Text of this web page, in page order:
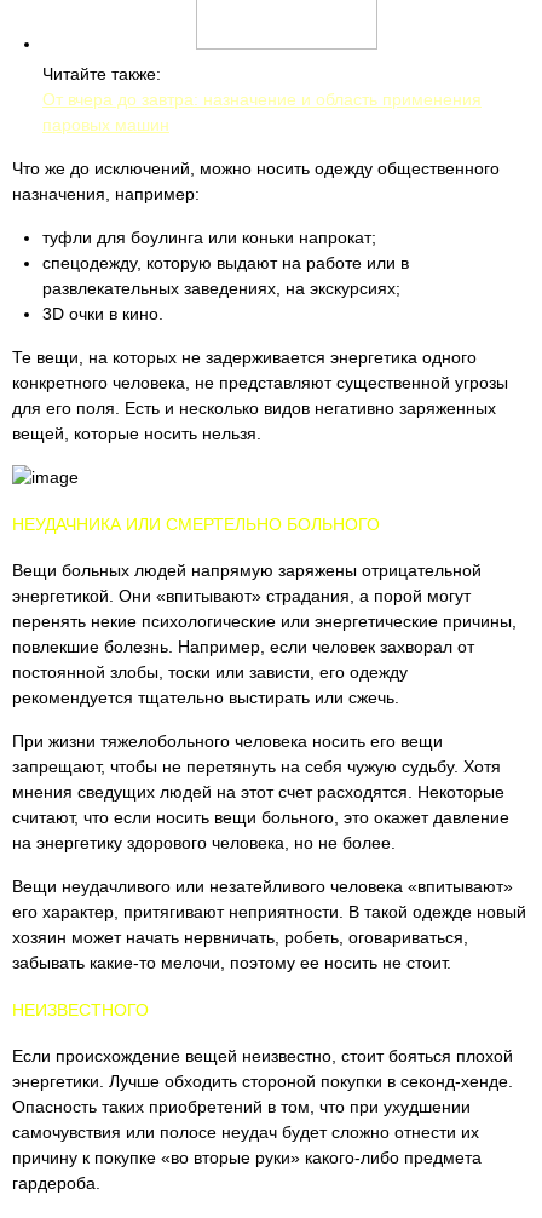
Читайте также:
От вчера до завтра: назначение и область применения
паровых машин
Что же до исключений, можно носить одежду общественного
назначения, например:
туфли для боулинга или коньки напрокат;
спецодежду, которую выдают на работе или в
развлекательных заведениях, на экскурсиях;
3D очки в кино.
Те вещи, на которых не задерживается энергетика одного
конкретного человека, не представляют существенной угрозы
для его поля. Есть и несколько видов негативно заряженных
вещей, которые носить нельзя.
НЕУДАЧНИКА ИЛИ СМЕРТЕЛЬНО БОЛЬНОГО
Вещи больных людей напрямую заряжены отрицательной
энергетикой. Они «впитывают» страдания, а порой могут
перенять некие психологические или энергетические причины,
повлекшие болезнь. Например, если человек захворал от
постоянной злобы, тоски или зависти, его одежду
рекомендуется тщательно выстирать или сжечь.
При жизни тяжелобольного человека носить его вещи
запрещают, чтобы не перетянуть на себя чужую судьбу. Хотя
мнения сведущих людей на этот счет расходятся. Некоторые
считают, что если носить вещи больного, это окажет давление
на энергетику здорового человека, но не более.
Вещи неудачливого или незатейливого человека «впитывают»
его характер, притягивают неприятности. В такой одежде новый
хозяин может начать нервничать, робеть, оговариваться,
забывать какие-то мелочи, поэтому ее носить не стоит.
НЕИЗВЕСТНОГО
Если происхождение вещей неизвестно, стоит бояться плохой
энергетики. Лучше обходить стороной покупки в секонд-хенде.
Опасность таких приобретений в том, что при ухудшении
самочувствия или полосе неудач будет сложно отнести их
причину к покупке «во вторые руки» какого-либо предмета
гардероба.